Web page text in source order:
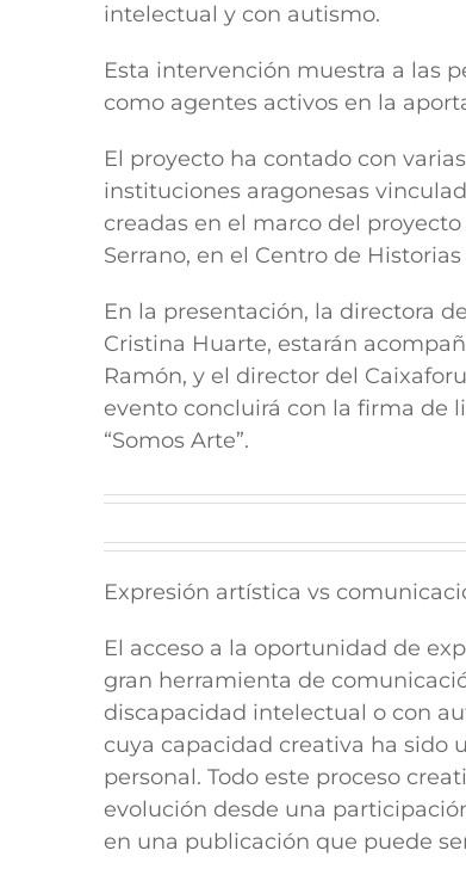
intelectual y con autismo.
Esta intervención muestra a las
como agentes activos en la
El proyecto ha contado con
instituciones aragonesas
creadas en el marco del proyecto
Serrano, en el Centro de
En la presentación, la directora
Cristina Huarte, estarán
Ramón, y el director del
evento concluirá con la firma de
“Somos Arte”.
Expresión artística vs
El acceso a la oportunidad de
gran herramienta de
discapacidad intelectual o con
cuya capacidad creativa ha
personal. Todo este proceso
evolución desde una
en una publicación que puede